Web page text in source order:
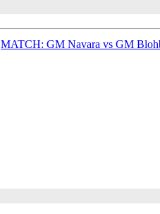
MATCH: GM Navara vs GM